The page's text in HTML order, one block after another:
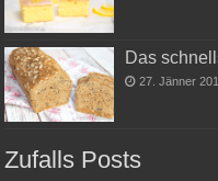
Das
27. Jänner
Zufalls Posts